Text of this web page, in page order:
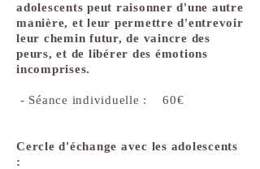
adolescents peut raisonner d'une autre
manière, et leur permettre d'entrevoir
leur chemin futur, de vaincre des
peurs, et de libérer des émotions
incomprises.
- Séance individuelle : 60€
Cercle d'échange avec les adolescents
: